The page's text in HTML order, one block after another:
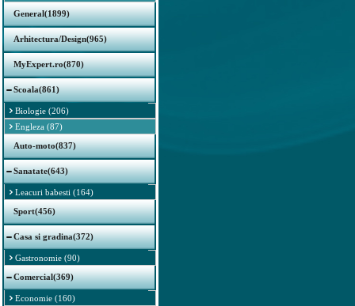
General(1899)
Arhitectura/Design(965)
MyExpert.ro(870)
Scoala(861)
Biologie (206)
Engleza (87)
Auto-moto(837)
Sanatate(643)
Leacuri babesti (164)
Sport(456)
Casa si gradina(372)
Gastronomie (90)
Comercial(369)
Economie (160)